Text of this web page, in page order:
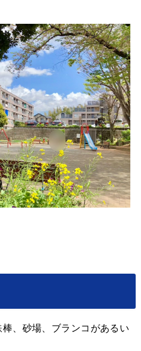
、砂場、ブランコがあるい